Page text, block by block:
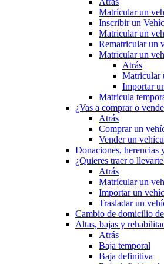
Matricular un
Inscribir un
Matricular un
Rematricular un
Matricular un
Atrás
Matricular
Importar
Matricula
¿Vas a comprar o
Atrás
Comprar un
Vender un
Donaciones, herencias
¿Quieres traer o
Atrás
Matricular un
Importar un
Trasladar un
Cambio de domicilio
Altas, bajas y
Atrás
Baja temporal
Baja definitiva